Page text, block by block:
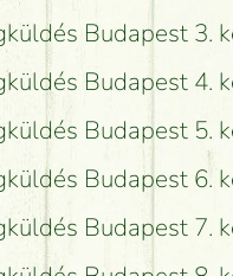
Budapest 3.
Budapest 4.
Budapest 5.
Budapest 6.
Budapest 7.